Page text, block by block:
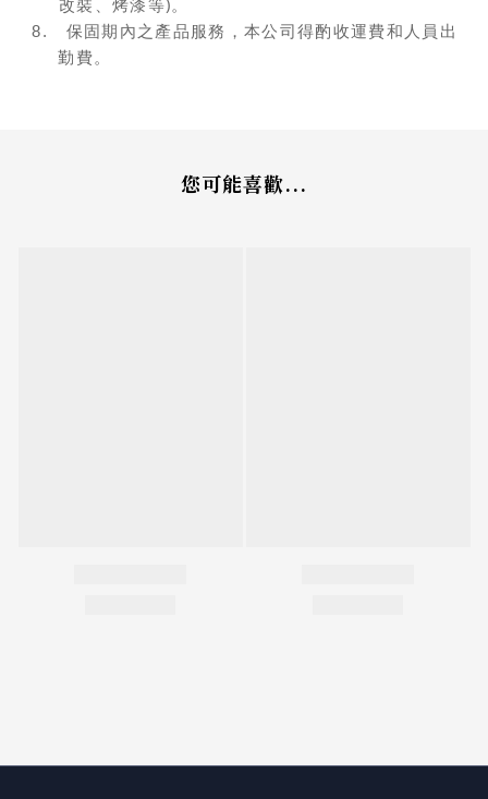
改裝、烤漆等 。
8.
保固期內之產品服務，本公司得酌收運費和人員出
勤費。
您可能喜歡...